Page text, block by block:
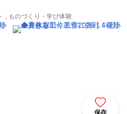
, ものづくり・学び体験
保存